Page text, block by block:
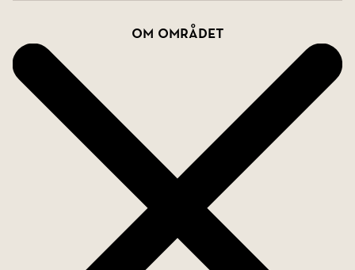
Om området